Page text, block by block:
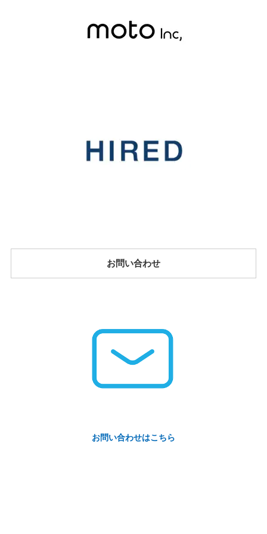
お問い合わせ
お問い合わせはこちら